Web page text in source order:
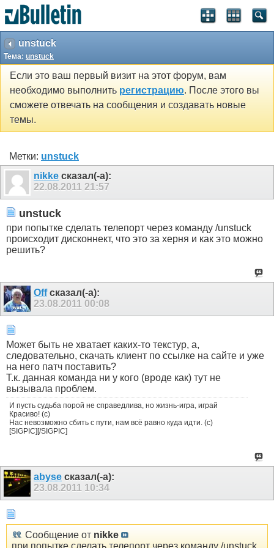
unstuck
Тема: unstuck
Если это ваш первый визит на этот форум, вам
необходимо выполнить регистрацию. После этого вы
сможете отвечать на сообщения и создавать новые
темы.
Метки: unstuck
nikke сказал(-а):
22.08.2011 21:57
unstuck
при попытке сделать телепорт через команду /unstuck
происходит дисконнект, что это за херня и как это можно
решить?
Offсказал(-а):
23.08.2011 00:08
Может быть не хватает каких-то текстур, а,
следовательно, скачать клиент по ссылке на сайте и уже
на него патч поставить?
Т.к. данная команда ни у кого (вроде как) тут не
вызывала проблем.
И пусть судьба порой не справедлива, но жизнь-игра, играй
Красиво! (с)
Нас невозможно сбить с пути, нам всё равно куда идти. (с)
[SIGPIC][/SIGPIC]
abyse сказал(-а):
23.08.2011 10:34
Сообщение от nikke
при попытке сделать телепорт через команду /unstuck